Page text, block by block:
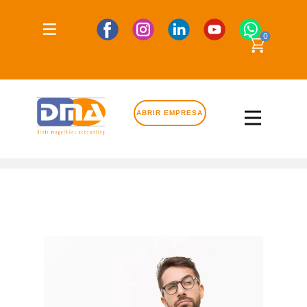
0
ABRIR EMPRESA